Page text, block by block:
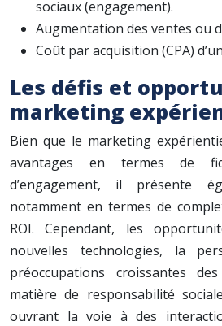
sociaux (engagement).
Augmentation des ventes ou
Coût par acquisition (CPA)
Les défis et
marketing
Bien que le marketing
avantages en termes de
d’engagement, il présente
notamment en termes de
ROI. Cependant, les
nouvelles technologies, la
préoccupations croissantes
matière de responsabilité
ouvrant la voie à des